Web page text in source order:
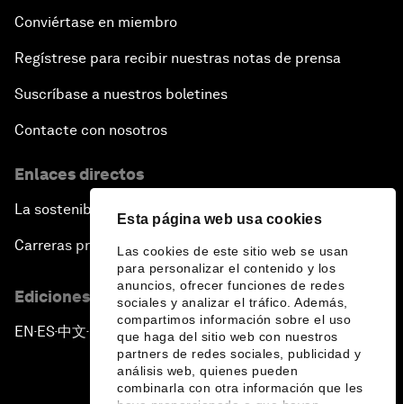
Esta página web usa cookies
Las cookies de este sitio web se usan
para personalizar el contenido y los
anuncios, ofrecer funciones de redes
sociales y analizar el tráfico. Además,
compartimos información sobre el uso
que haga del sitio web con nuestros
partners de redes sociales, publicidad y
análisis web, quienes pueden
combinarla con otra información que les
Conviértase en miembro
Regístrese para recibir nuestras notas de prensa
Suscríbase a nuestros boletines
Contacte con nosotros
Enlaces directos
La sostenibilidad en el Foro
Carreras profesionales
Ediciones en otros idiomas
EN ▪ES▪中文▪ 日本語